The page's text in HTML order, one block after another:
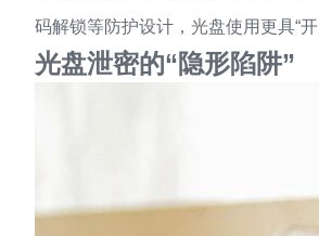
码解锁等防护设计，光盘使用更具“
光盘泄密的“隐形陷阱”